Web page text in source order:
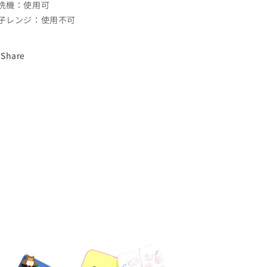
機：使用可
レンジ：使用不可
Share